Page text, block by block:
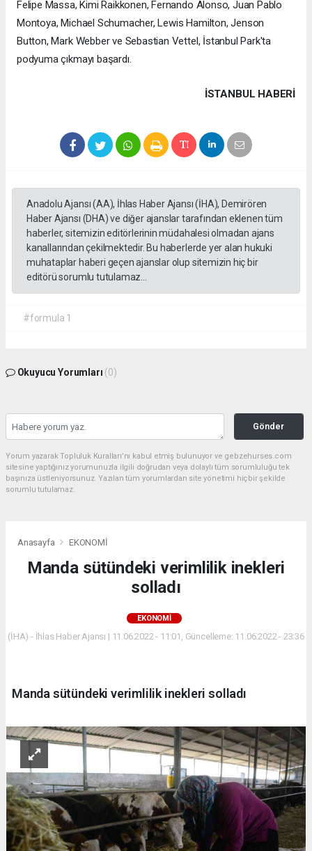
Felipe Massa, Kimi Raikkonen, Fernando Alonso, Juan Pablo
Montoya, Michael Schumacher, Lewis Hamilton, Jenson
Button, Mark Webber ve Sebastian Vettel, İstanbul Park'ta
podyuma çıkmayı başardı.
İSTANBUL HABERİ
Anadolu Ajansı (AA), İhlas Haber Ajansı (İHA), Demirören
Haber Ajansı (DHA) ve diğer ajanslar tarafından eklenen tüm
haberler, sitemizin editörlerinin müdahalesi olmadan ajans
kanallarından çekilmektedir. Bu haberlerde yer alan hukuki
muhataplar haberi geçen ajanslar olup sitemizin hiç bir
editörü sorumlu tutulamaz...
#formula 1
Okuyucu Yorumları (0)
Gönder
Yorum yazarak Topluluk Kuralları’nı kabul etmiş bulunuyor ve gebzehurses.com
sitesine yaptığınız yorumunuzla ilgili doğrudan veya dolaylı tüm sorumluluğu tek
başınıza üstleniyorsunuz. Yazılan tüm yorumlardan site yönetimi hiçbir şekilde
sorumlu tutulamaz.
Anasayfa EKONOMİ
Manda sütündeki verimlilik inekleri
solladı
EKONOMİ
(İHA) - İhlas Haber Ajansı | 11.06.2022 - 11:01, Güncelleme: 11.06.2022 - 23:36
Manda sütündeki verimlilik inekleri solladı